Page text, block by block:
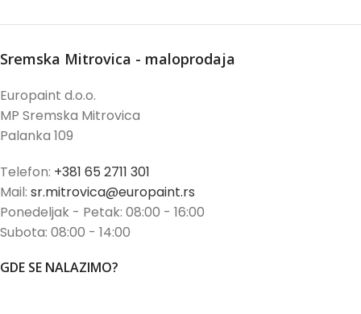
Sremska Mitrovica - maloprodaja
Europaint d.o.o.
MP Sremska Mitrovica
Palanka 109
Telefon: +381 65 2711 301
Mail: sr.mitrovica@europaint.rs
Ponedeljak - Petak: 08:00 - 16:00
Subota: 08:00 - 14:00
GDE SE NALAZIMO?